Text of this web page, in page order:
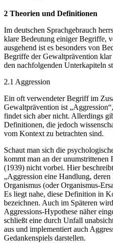
2 Theorien und Definitionen
Im deutschen Sprachgebrauch
klare Bedeutung einiger Begriffe,
ausgehend ist es besonders von
Begriffe der Gewaltprävention
den nachfolgenden Unterkapiteln
2.1 Aggression
Ein oft verwendeter Begriff im
Gewaltprävention ist
findet sich aber nicht. Allerdings
Definitionen, die jedoch
vom Kontext zu betrachten sind.
Schaut man sich die
kommt man an der unumstrittenen
(1939) nicht vorbei. Hier
„Aggression eine Handlung,
Organismus (oder Organismus-
Es liegt nahe, diese Definition in
bezeichnen. Auch im Späteren
Aggressions-Hypothese näher
schließt eine durch Unfall
aus und implementiert auch
Gedankenspiels darstellen.